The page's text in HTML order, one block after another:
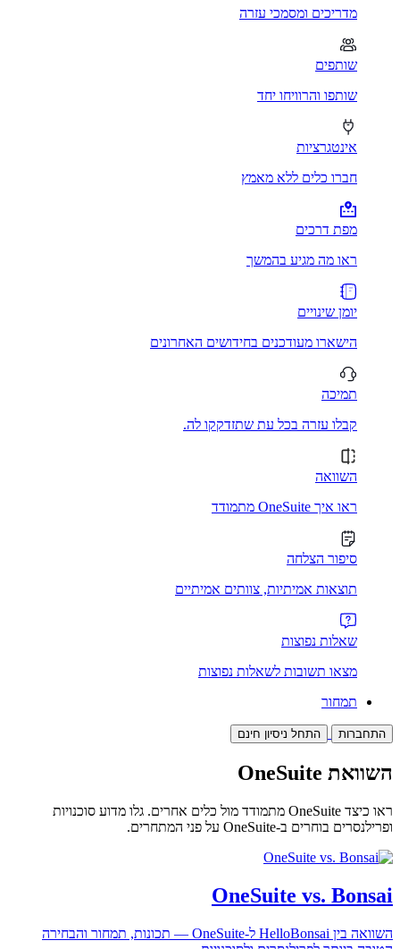
מדריכים ומסמכי עזרה
שותפים
שותפו והרוויחו יחד
אינטגרציות
חברו כלים ללא מאמץ
מפת דרכים
ראו מה מגיע בהמשך
יומן שינויים
הישארו מעודכנים בחידושים האחרונים
תמיכה
קבלו עזרה בכל עת שתזדקקו לה.
השוואה
ראו איך OneSuite מתמודד
סיפור הצלחה
תוצאות אמיתיות, צוותים אמיתיים
שאלות נפוצות
מצאו תשובות לשאלות נפוצות
תמחור
התחברות התחל ניסיון חינם
השוואת OneSuite
ראו כיצד OneSuite מתמודד מול כלים אחרים. גלו מדוע סוכנויות
ופרילנסרים בוחרים ב-OneSuite על פני המתחרים.
OneSuite vs. Bonsai
השוואה בין HelloBonsai ל-OneSuite — תכונות, תמחור והבחירה